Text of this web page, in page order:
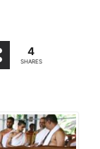
4
SHARES